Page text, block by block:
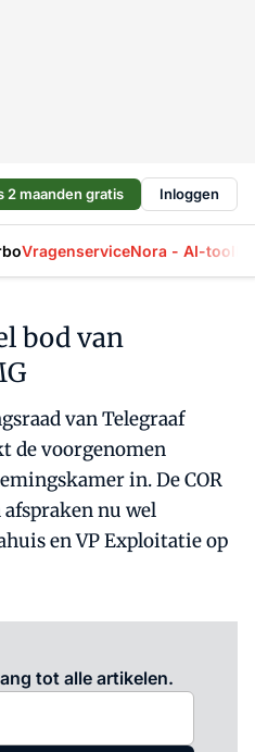
2 maanden gratis Inloggen
VragenserviceNora - AI-tool
bod van
van Telegraaf
de voorgenomen
in. De COR
nu wel
en VP Exploitatie op
tot alle artikelen.